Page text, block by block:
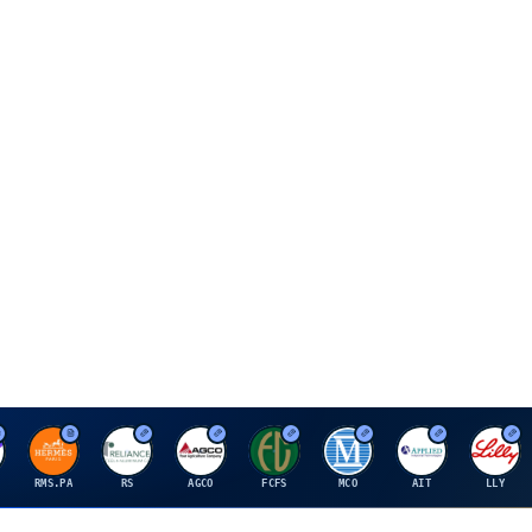
H
RMS.PA
R
RS
A
AGCO
F
FCFS
M
MCO
A
AIT
E
LLY